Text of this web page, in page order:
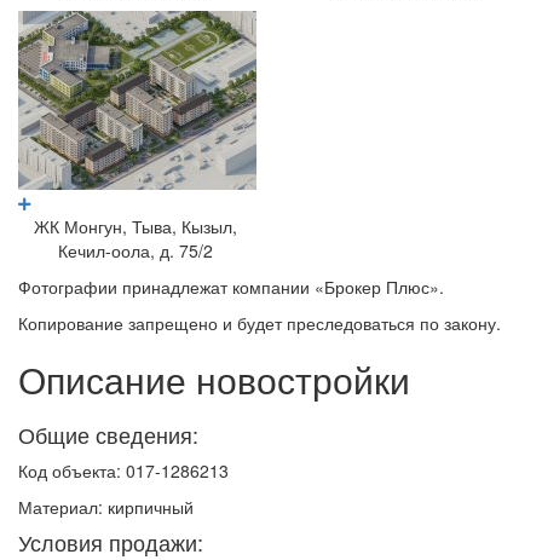
ЖК Монгун, Тыва, Кызыл,
Кечил-оола, д. 75/2
Фотографии принадлежат компании «Брокер Плюс».
Копирование запрещено и будет преследоваться по закону.
Описание новостройки
Общие сведения:
Код объекта: 017-1286213
Материал: кирпичный
Условия продажи: